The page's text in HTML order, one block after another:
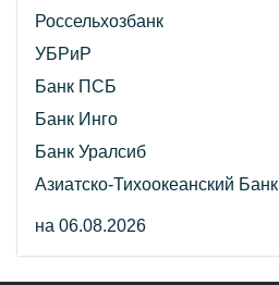
Россельхозбанк
УБРиР
Банк ПСБ
Банк Инго
Банк Уралсиб
Азиатско-Тихоокеанский Банк
на 06.08.2026